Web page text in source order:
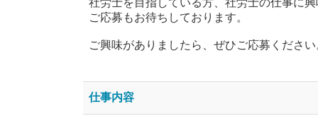
ご応募もお待ちしております。
ご興味がありましたら、ぜひご応募ください
仕事内容